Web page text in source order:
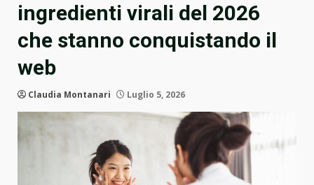
ingredienti virali del 2026
che stanno conquistando il
web
Claudia Montanari Luglio 5, 2026